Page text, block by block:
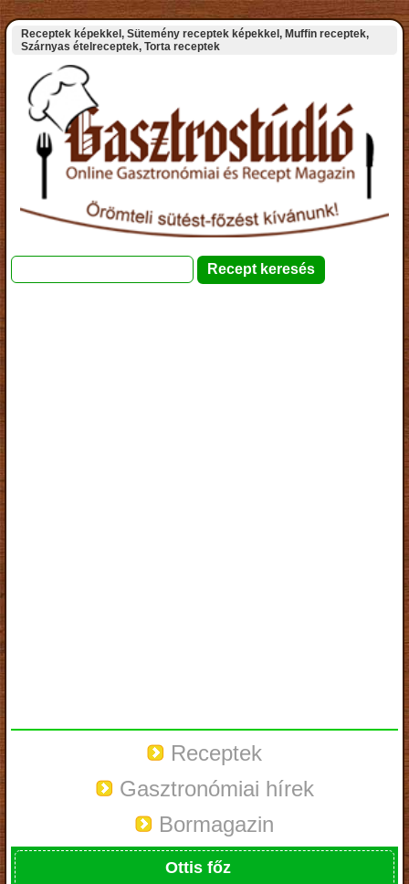
Receptek képekkel, Sütemény receptek képekkel, Muffin receptek,
Szárnyas ételreceptek, Torta receptek
Receptek
Gasztronómiai hírek
Bormagazin
Ottis főz